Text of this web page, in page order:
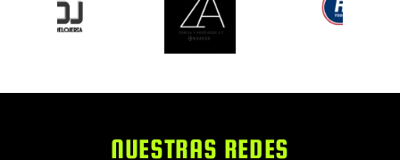
NUESTRAS REDES